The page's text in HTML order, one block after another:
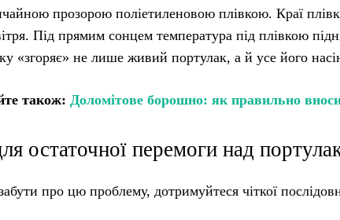
прозорою поліетиленовою плівкою. Краї
Під прямим сонцем температура під плівкою
«згоряє» не лише живий портулак, а й усе його
також: Доломітове борошно: як правильно
остаточної перемоги над
про цю проблему, дотримуйтеся чіткої